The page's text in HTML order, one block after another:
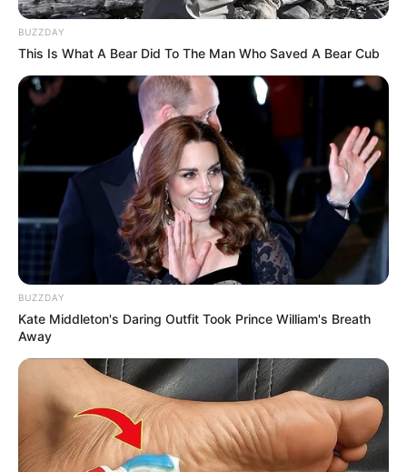
O Brasil enfrentará o Panamá, no Maracanã, no dia 31 de maio
dia 6 de junho .
Grupo definido na Copa do Mundo
A equipe brasileira está no Grupo C da Copa do Mundo de 2026,
ao lado de Marrocos, Escócia e Haiti.A estreia está marcada para
o dia 13 de junho, quando o Brasil enfrentará a seleção
marroquina.
BUZZDAY
This Is What A Bear Did To The Man Who Saved A Bear Cub
BUZZDAY
Kate Middleton's Daring Outfit Took Prince William's Breath
Away